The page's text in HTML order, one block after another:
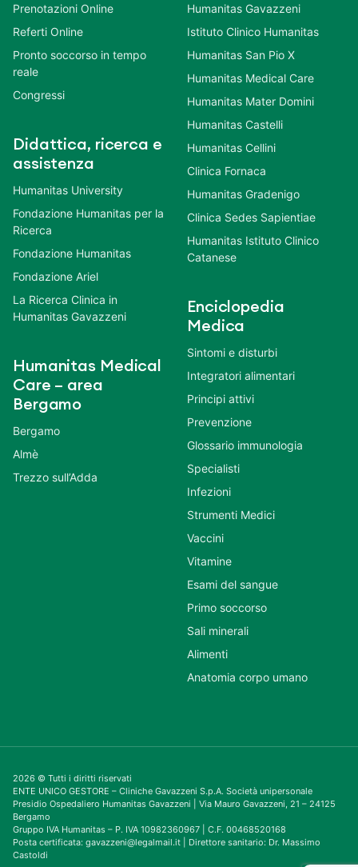
Prenotazioni Online
Referti Online
Pronto soccorso in tempo
reale
Congressi
Didattica, ricerca e
assistenza
Humanitas University
Fondazione Humanitas per la
Ricerca
Fondazione Humanitas
Fondazione Ariel
La Ricerca Clinica in
Humanitas Gavazzeni
Humanitas Medical
Care – area
Bergamo
Bergamo
Almè
Trezzo sull’Adda
Humanitas Gavazzeni
Istituto Clinico Humanitas
Humanitas San Pio X
Humanitas Medical Care
Humanitas Mater Domini
Humanitas Castelli
Humanitas Cellini
Clinica Fornaca
Humanitas Gradenigo
Clinica Sedes Sapientiae
Humanitas Istituto Clinico
Catanese
Enciclopedia
Medica
Sintomi e disturbi
Integratori alimentari
Principi attivi
Prevenzione
Glossario immunologia
Specialisti
Infezioni
Strumenti Medici
Vaccini
Vitamine
Esami del sangue
Primo soccorso
Sali minerali
Alimenti
Anatomia corpo umano
2026 © Tutti i diritti riservati
ENTE UNICO GESTORE – Cliniche Gavazzeni S.p.A. Società unipersonale
Presidio Ospedaliero Humanitas Gavazzeni | Via Mauro Gavazzeni, 21 – 24125
Bergamo
Gruppo IVA Humanitas – P. IVA 10982360967 | C.F. 00468520168
Posta certificata: gavazzeni@legalmail.it | Direttore sanitario: Dr. Massimo
Castoldi